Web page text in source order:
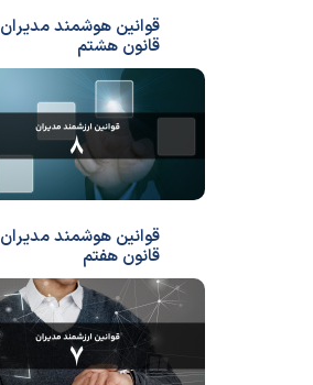
قوانین هوشمند مدیران
قانون هشتم
قوانین هوشمند مدیران
قانون هفتم